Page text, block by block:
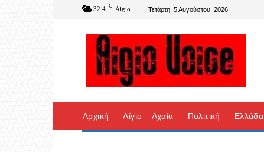
32.4 C Aigio Τετάρτη, 5 Αυγούστου, 2026
Αρχική Αίγιο – Αχαΐα Πολιτική Ελλάδα